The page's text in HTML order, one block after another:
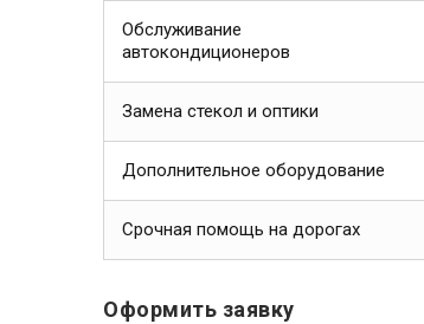
Обслуживание
автокондиционеров
Замена стекол и оптики
Дополнительное оборудование
Срочная помощь на дорогах
Оформить заявку